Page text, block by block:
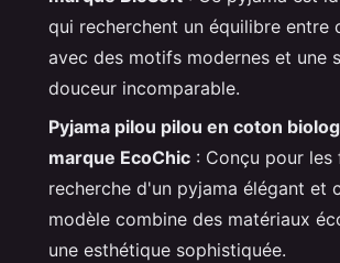
qui recherchent un équilibre entre
avec des motifs modernes et une
douceur incomparable.
Pyjama pilou pilou en coton
marque EcoChic : Conçu pour les
recherche d'un pyjama élégant et
modèle combine des matériaux
une esthétique sophistiquée.